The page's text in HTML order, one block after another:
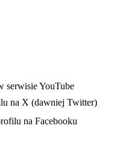
serwisie YouTube
na X (dawniej Twitter)
na Facebooku